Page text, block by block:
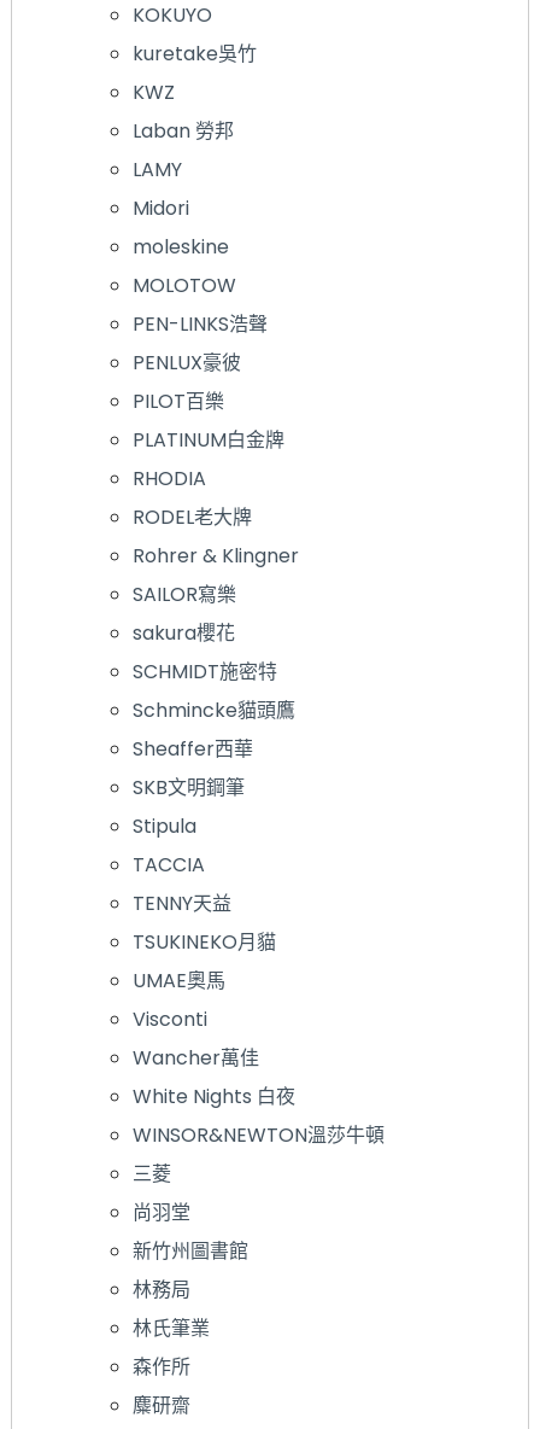
KOKUYO
kuretake吳竹
KWZ
Laban 勞邦
LAMY
Midori
moleskine
MOLOTOW
PEN-LINKS浩聲
PENLUX豪彼
PILOT百樂
PLATINUM白金牌
RHODIA
RODEL老大牌
Rohrer & Klingner
SAILOR寫樂
sakura櫻花
SCHMIDT施密特
Schmincke貓頭鷹
Sheaffer西華
SKB文明鋼筆
Stipula
TACCIA
TENNY天益
TSUKINEKO月貓
UMAE奧馬
Visconti
Wancher萬佳
White Nights 白夜
WINSOR&NEWTON溫莎牛頓
三菱
尚羽堂
新竹州圖書館
林務局
林氏筆業
森作所
麋研齋